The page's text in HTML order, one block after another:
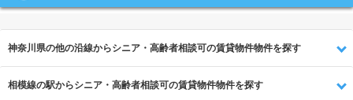
神奈川県の他の沿線からシニア・高齢者相談可の賃貸物件物件を探す
相模線の駅からシニア・高齢者相談可の賃貸物件物件を探す